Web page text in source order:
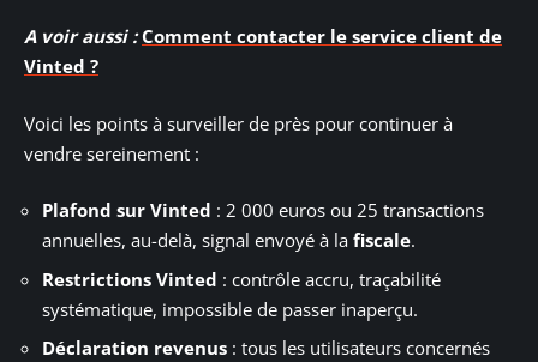
A voir aussi : Comment contacter le service client de
Vinted ?
Voici les points à surveiller de près pour continuer à
vendre sereinement :
Plafond sur Vinted : 2 000 euros ou 25 transactions
annuelles, au-delà, signal envoyé à la fiscale.
Restrictions Vinted : contrôle accru, traçabilité
systématique, impossible de passer inaperçu.
Déclaration revenus : tous les utilisateurs concernés